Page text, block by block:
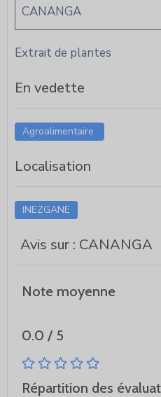
CANANGA
Extrait de plantes
En vedette
Agroalimentaire
Localisation
INEZGANE
Avis sur : CANANGA
Note moyenne
0.0 / 5
Répartition des